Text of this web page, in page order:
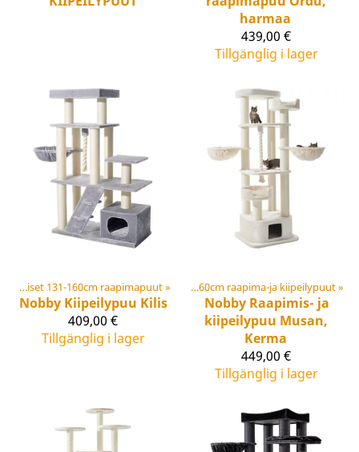
harmaa
439,00 €
Tillgänglig i lager
Keskikoiset 131-160cm raapimapuut‪»
Nobby Kiipeilypuu Kilis
409,00 €
Tillgänglig i lager
Klösträd‪» Korkeat yli 160cm raapima-ja kiipeilypuut‪»
Nobby Raapimis- ja
kiipeilypuu Musan,
Kerma
449,00 €
Tillgänglig i lager